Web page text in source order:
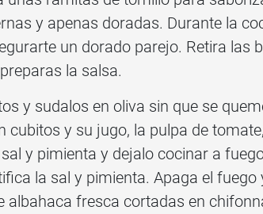
y apenas doradas. Durante la
un dorado parejo. Retira las
la salsa.
y sudalos en oliva sin que se
cubitos y su jugo, la pulpa de
y pimienta y dejalo cocinar a
la sal y pimienta. Apaga el fuego
albahaca fresca cortadas en